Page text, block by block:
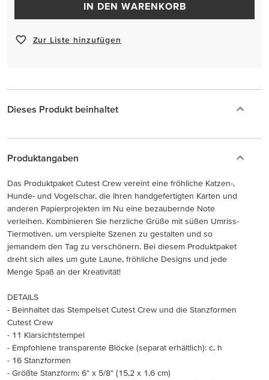
IN DEN WARENKORB
Zur Liste hinzufügen
Dieses Produkt beinhaltet
Produktangaben
Das Produktpaket Cutest Crew vereint eine fröhliche Katzen-,
Hunde- und Vogelschar, die Ihren handgefertigten Karten und
anderen Papierprojekten im Nu eine bezaubernde Note
verleihen. Kombinieren Sie herzliche Grüße mit süßen Umriss-
Tiermotiven, um verspielte Szenen zu gestalten und so
jemandem den Tag zu verschönern. Bei diesem Produktpaket
dreht sich alles um gute Laune, fröhliche Designs und jede
Menge Spaß an der Kreativität!
DETAILS
- Beinhaltet das Stempelset Cutest Crew und die Stanzformen
Cutest Crew
- 11 Klarsichtstempel
- Empfohlene transparente Blöcke (separat erhältlich): c, h
- 16 Stanzformen
- Größte Stanzform: 6" x 5/8" (15,2 x 1,6 cm)